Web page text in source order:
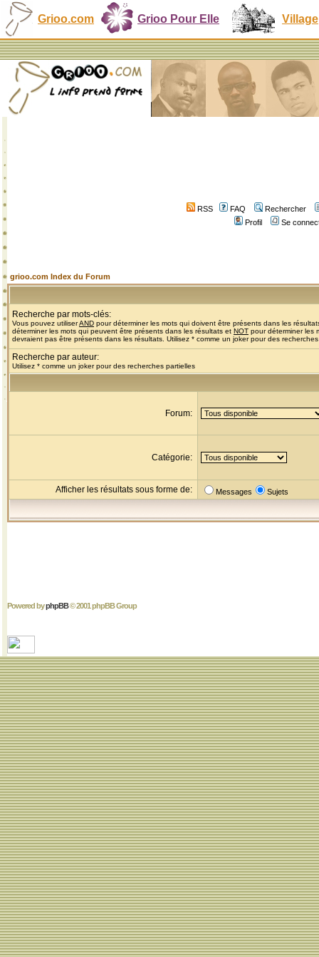
Grioo.com Grioo Pour Elle Village
RSS FAQ
Rechercher
Profil
Se
grioo.com Index du Forum
Recherche par mots-clés:
Vous pouvez utiliserAND pour déterminer les mots qui doivent être présents dans les
déterminer les mots qui peuvent être présents dans les résultats et NOT pour déterminer les
devraient pas être présents dans les résultats. Utilisez * comme un joker pour des
Recherche par auteur:
Utilisez * comme un joker pour des recherches partielles
Forum:
Catégorie:
Afficher les résultats sous forme de: Messages Sujets
Powered byphpBB© 2001 phpBB Group